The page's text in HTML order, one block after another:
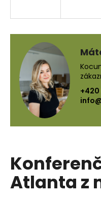
Atlanta z
+420
í
D
o
p